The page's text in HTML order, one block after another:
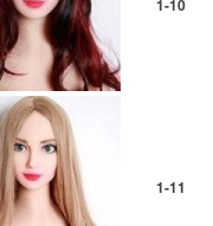
1-10
1-11